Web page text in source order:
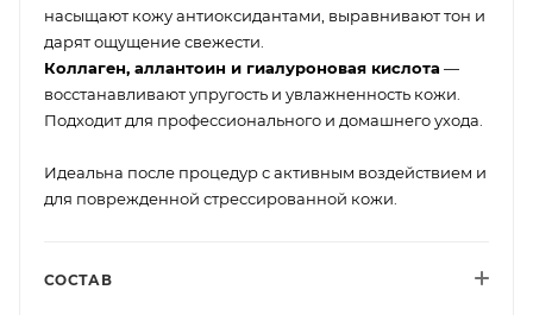
насыщают кожу антиоксидантами, выравнивают тон и
дарят ощущение свежести.
Коллаген, аллантоин и гиалуроновая кислота —
восстанавливают упругость и увлажненность кожи.
Подходит для профессионального и домашнего ухода.
Идеальна после процедур с активным воздействием и
для поврежденной стрессированной кожи.
СОСТАВ